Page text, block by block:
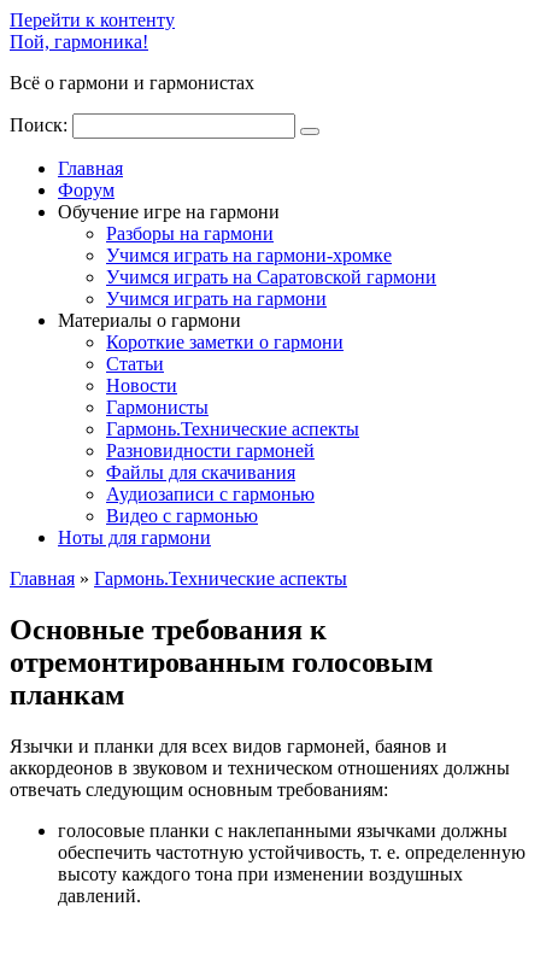
Перейти к контенту
Пой, гармоника!
Всё о гармони и гармонистах
Поиск:
Главная
Форум
Обучение игре на гармони
Разборы на гармони
Учимся играть на гармони-хромке
Учимся играть на Саратовской гармони
Учимся играть на гармони
Материалы о гармони
Короткие заметки о гармони
Cтатьи
Новости
Гармонисты
Гармонь.Технические аспекты
Разновидности гармоней
Файлы для скачивания
Аудиозаписи с гармонью
Видео с гармонью
Ноты для гармони
Главная » Гармонь.Технические аспекты
Основные требования к
отремонтированным голосовым
планкам
Язычки и планки для всех видов гармоней, баянов и
аккордеонов в звуковом и техническом отношениях должны
отвечать следующим основным требованиям:
голосовые планки с наклепанными язычками должны
обеспечить частотную устойчивость, т. е. определенную
высоту каждого тона при изменении воздушных
давлений.